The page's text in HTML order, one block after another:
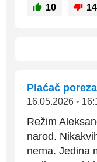
10 14
Plaćač poreza
16.05.2026 •
Režim
narod.
nema. Jedina